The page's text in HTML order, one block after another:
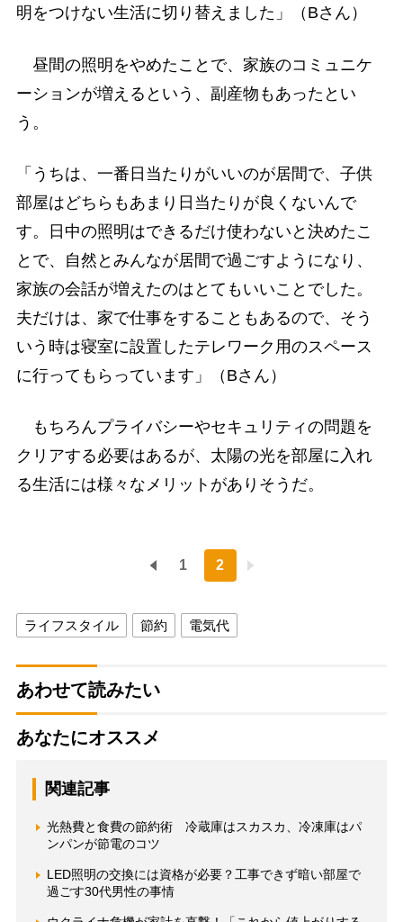
明をつけない生活に切り替えました」（Bさん）
昼間の照明をやめたことで、家族のコミュニケ
ーションが増えるという、副産物もあったとい
う。
「うちは、一番日当たりがいいのが居間で、子供
部屋はどちらもあまり日当たりが良くないんで
す。日中の照明はできるだけ使わないと決めたこ
とで、自然とみんなが居間で過ごすようになり、
家族の会話が増えたのはとてもいいことでした。
夫だけは、家で仕事をすることもあるので、そう
いう時は寝室に設置したテレワーク用のスペース
に行ってもらっています」（Bさん）
もちろんプライバシーやセキュリティの問題を
クリアする必要はあるが、太陽の光を部屋に入れ
る生活には様々なメリットがありそうだ。
1 2
ライフスタイル 節約 電気代
あわせて読みたい
あなたにオススメ
関連記事
光熱費と食費の節約術 冷蔵庫はスカスカ、冷凍庫はパ
ンパンが節電のコツ
LED照明の交換には資格が必要？工事できず暗い部屋で
過ごす30代男性の事情